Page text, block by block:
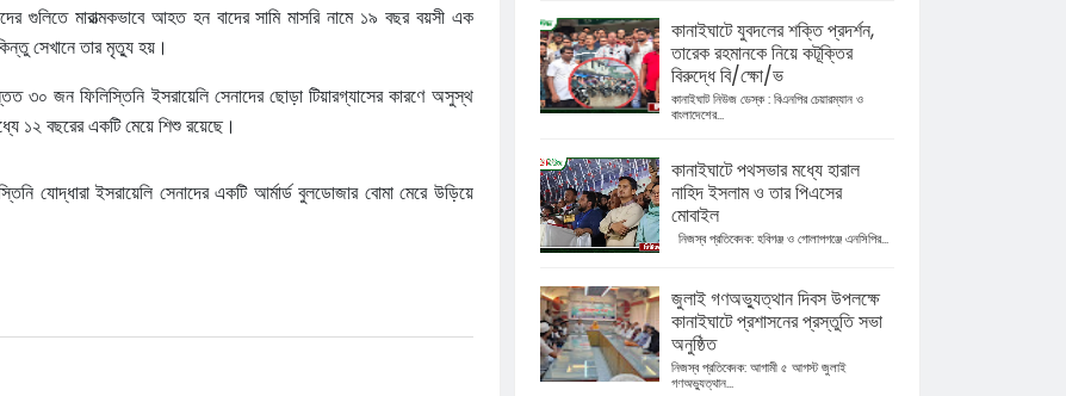
গুলিতে মারাত্মকভাবে আহত হন বাদের সামি মাসরি নামে ১৯ বছর বয়সী এক
সেখানে তার মৃত্যু হয়।
৩০ জন ফিলিস্তিনি ইসরায়েলি সেনাদের ছোড়া টিয়ারগ্যাসের কারণে অসুস্থ
১২ বছরের একটি মেয়ে শিশু রয়েছে।
যোদ্ধারা ইসরায়েলি সেনাদের একটি আর্মার্ড বুলডোজার বোমা মেরে উড়িয়ে
কানাইঘাটে যুবদলের শক্তি প্রদর্শন,
তারেক রহমানকে নিয়ে কটূক্তির
বিরুদ্ধে বি/ক্ষো/ভ
কানাইঘাট নিউজ ডেস্ক : বিএনপির চেয়ারম্যান ও
বাংলাদেশের...
কানাইঘাটে পথসভার মধ্যে হারাল
নাহিদ ইসলাম ও তার পিএসের
মোবাইল
নিজস্ব প্রতিবেদক: হবিগঞ্জ ও গোলাপগঞ্জে এনসিপির...
জুলাই গণঅভ্যুত্থান দিবস উপলক্ষে
কানাইঘাটে প্রশাসনের প্রস্তুতি সভা
অনুষ্ঠিত
নিজস্ব প্রতিবেদক: আগামী ৫ আগস্ট জুলাই
গণঅভ্যুত্থান...